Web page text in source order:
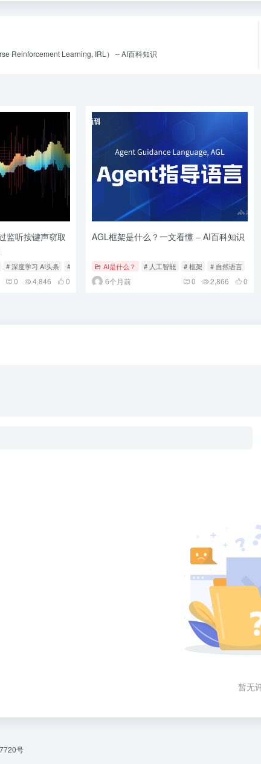
Reinforcement Learning, IRL） – AI百科知识
监听按键声窃取
# 深度学习 AI头条 # 电脑
0 4,846 0
AGL框架是什么？一文看懂 – AI百科知识
AI是什么？ # 人工智能 # 框架 # 自然语言
6个月前 0 2,866 0
暂无
号